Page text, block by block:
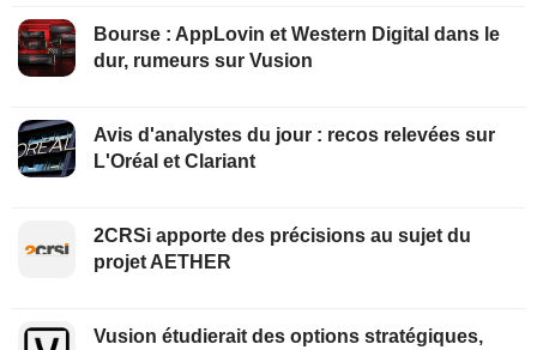
Bourse : AppLovin et Western Digital dans le
dur, rumeurs sur Vusion
Avis d'analystes du jour : recos relevées sur
L'Oréal et Clariant
2CRSi apporte des précisions au sujet du
projet AETHER
Vusion étudierait des options stratégiques,